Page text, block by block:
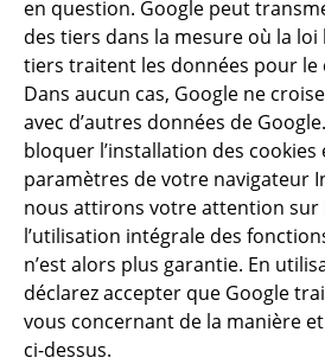
en question. Google peut
des tiers dans la mesure où la loi
tiers traitent les données pour le
Dans aucun cas, Google ne
avec d’autres données de
bloquer l’installation des cookies
paramètres de votre navigateur
nous attirons votre attention sur
l’utilisation intégrale des
n’est alors plus garantie. En
déclarez accepter que Google
vous concernant de la manière
ci-dessus.